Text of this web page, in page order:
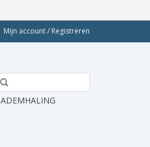
Mijn account / Registreren
ADEMHALING